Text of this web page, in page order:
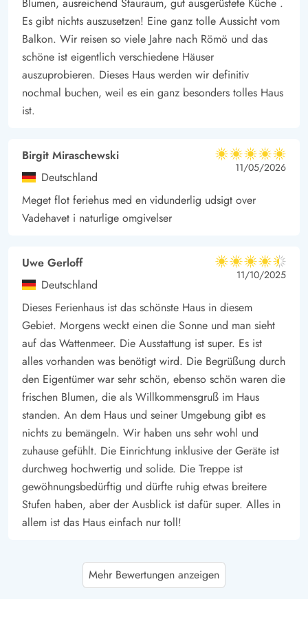
ausklingen und macht es euch bei einem Glas Wein in den
bequemen Terrassenmöbeln gemütlich.
Euer Auto könnt ihr an diesem Haus übrigens geschützt in
einem Carport unterbringen. Im Carport ist eine Ladestation für
Elektroautos installiert (EASEE Typ 2). Bitte bringt euer eigenes
Kabel/Adapter mit.
Entspannung
Direkt vor eurer Haustür gelegen, ist das Wattenmeer der
Nordsee in jedem Fall einen Besuch wert. Macht einen
schönen Spaziergang und spürt den Sand zwischen euren
Zehen und sammelt ein paar Muscheln. Auf der anderen Seite
nach einer kleinen Fahrradtour schnell am Wasser und könnt z.
B. baden oder die verschiedensten Wassersportarten
ausprobieren.
Rømø kann ideal zu Fuß oder mit dem Rad erkundet werden.
Unternehmt doch mal eine Tour zum Spidsbjerg, dem höchsten
Punkt der Nordseeinsel. Von hier aus habt ihr eine großartige
Aussicht und könnt Vögel beobachten.
(5000 m. Sønderstrand)
Es gibt nichts auszusetzen! Eine ganz tolle Aussicht vom
Balkon. Wir reisen so viele Jahre nach Römö und das
schöne ist eigentlich verschiedene Häuser
auszuprobieren. Dieses Haus werden wir definitiv
nochmal buchen, weil es ein ganz besonders tolles Haus
ist.
Birgit Miraschewski
Deutschland
5 von 5
5 von 5
5 out of 5
11/05/2026
Meget flot feriehus med en vidunderlig udsigt over
Vadehavet i naturlige omgivelser
Uwe Gerloff
Deutschland
4.5 von 5
4.5 von 5
4.5 out of 5
11/10/2025
Dieses Ferienhaus ist das schönste Haus in diesem
Gebiet. Morgens weckt einen die Sonne und man sieht
auf das Wattenmeer. Die Ausstattung ist super. Es ist
alles vorhanden was benötigt wird. Die Begrüßung durch
den Eigentümer war sehr schön, ebenso schön waren die
frischen Blumen, die als Willkommensgruß im Haus
standen. An dem Haus und seiner Umgebung gibt es
nichts zu bemängeln. Wir haben uns sehr wohl und
zuhause gefühlt. Die Einrichtung inklusive der Geräte ist
durchweg hochwertig und solide. Die Treppe ist
gewöhnungsbedürftig und dürfte ruhig etwas breitere
Stufen haben, aber der Ausblick ist dafür super. Alles in
allem ist das Haus einfach nur toll!
Österreich
5 von 5
5 out of 5
Mehr Bewertungen anzeigen